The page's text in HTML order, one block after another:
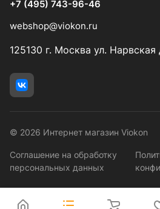
+7 (495) 743-96-46
webshop@viokon.ru
125130 г. Москва ул.
© 2026 Интернет магазин Viokon
Соглашение на обработку
персональных данных